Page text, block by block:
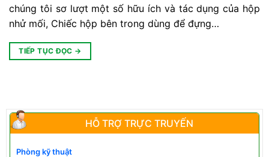
HỖ TRỢ TRỰC TRUYẾN
Phòng kỹ thuật
chúng tôi sơ lượt một số hữu ích và tác dụng của hộp
nhử mối, Chiếc hộp bên trong dùng để đựng…
TIẾP TỤC ĐỌC →